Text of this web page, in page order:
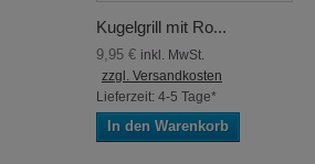
Kugelgrill mit Ro...
9,95 € inkl. MwSt.
zzgl. Versandkosten
Lieferzeit: 4-5 Tage*
In den Warenkorb